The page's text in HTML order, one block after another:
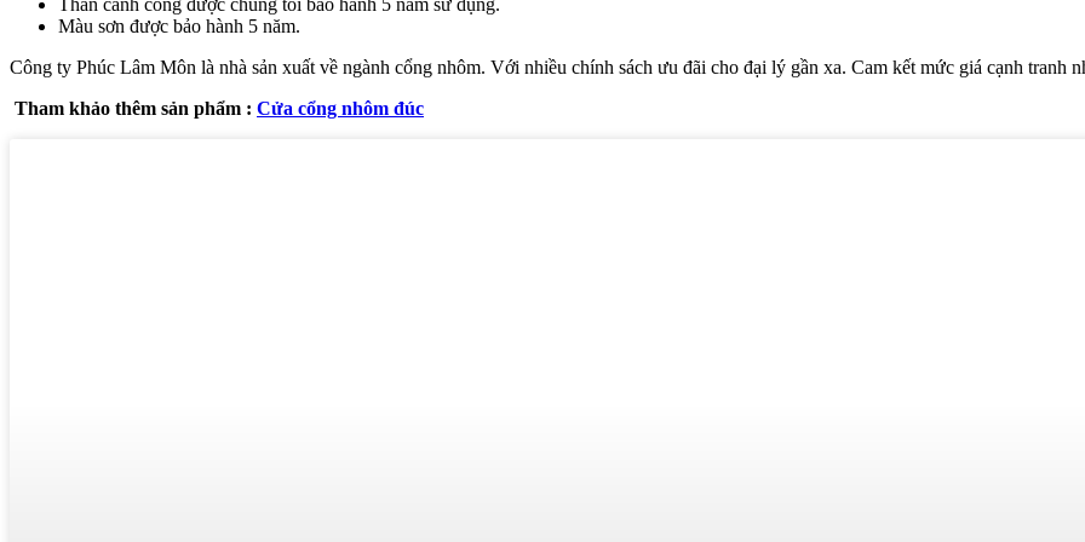
Màu sơn được bảo hành 5 năm.
Công ty Phúc Lâm Môn là nhà sản xuất về ngành cổng nhôm. Với nhiều chính sách ưu đãi cho đại lý gần xa. Cam kết mức giá cạnh tranh
Tham khảo thêm sản phẩm : Cửa cổng nhôm đúc